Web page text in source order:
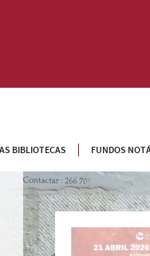
BIBLIOTECAS FUNDOS